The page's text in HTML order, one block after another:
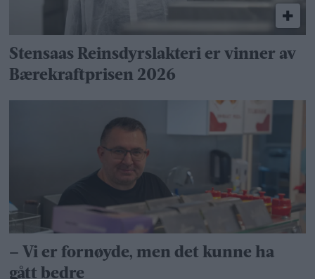
Stensaas Reinsdyrslakteri er vinner av
Bærekraftprisen 2026
– Vi er fornøyde, men det kunne ha
gått bedre